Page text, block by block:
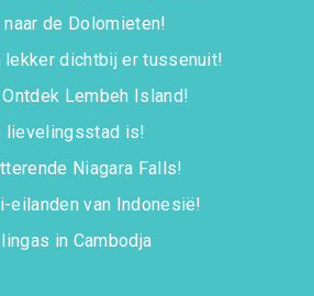
de Dolomieten!
lekker dichtbij er tussenuit!
Lembeh Island!
lievelingsstad is!
Niagara Falls!
eilanden van Indonesië!
in Cambodja